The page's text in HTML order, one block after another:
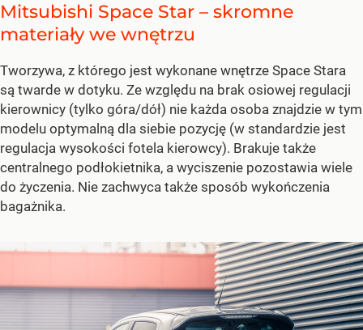
Mitsubishi Space Star – skromne
materiały we wnętrzu
Tworzywa, z którego jest wykonane wnętrze Space Stara
są twarde w dotyku. Ze względu na brak osiowej regulacji
kierownicy (tylko góra/dół) nie każda osoba znajdzie w tym
modelu optymalną dla siebie pozycję (w standardzie jest
regulacja wysokości fotela kierowcy). Brakuje także
centralnego podłokietnika, a wyciszenie pozostawia wiele
do życzenia. Nie zachwyca także sposób wykończenia
bagażnika.